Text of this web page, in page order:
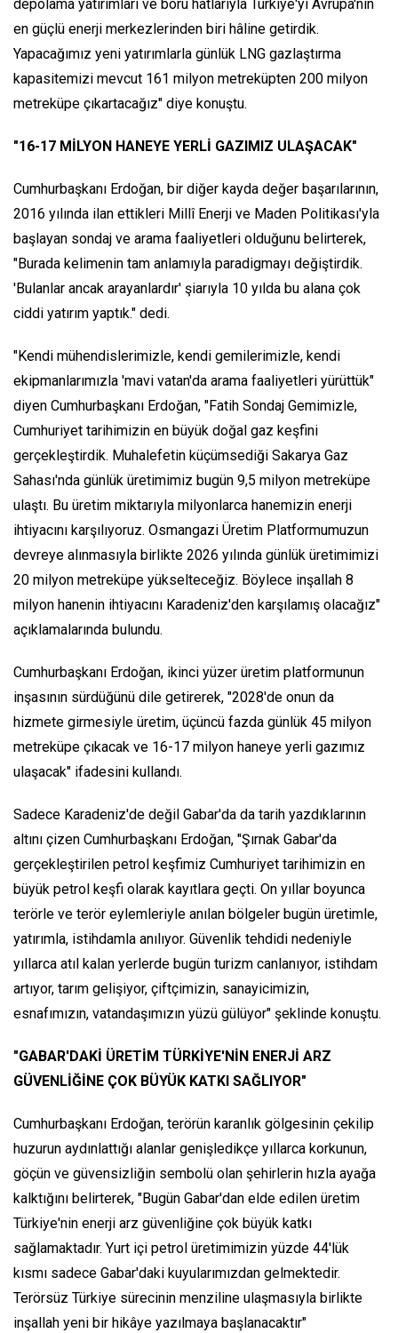
depolama yatırımları ve boru hatlarıyla Türkiye'yi Avrupa'nın
en güçlü enerji merkezlerinden biri hâline getirdik.
Yapacağımız yeni yatırımlarla günlük LNG gazlaştırma
kapasitemizi mevcut 161 milyon metreküpten 200 milyon
metreküpe çıkartacağız" diye konuştu.
"16-17 MİLYON HANEYE YERLİ GAZIMIZ ULAŞACAK"
Cumhurbaşkanı Erdoğan, bir diğer kayda değer başarılarının,
2016 yılında ilan ettikleri Millî Enerji ve Maden Politikası'yla
başlayan sondaj ve arama faaliyetleri olduğunu belirterek,
"Burada kelimenin tam anlamıyla paradigmayı değiştirdik.
'Bulanlar ancak arayanlardır' şiarıyla 10 yılda bu alana çok
ciddi yatırım yaptık." dedi.
"Kendi mühendislerimizle, kendi gemilerimizle, kendi
ekipmanlarımızla 'mavi vatan'da arama faaliyetleri yürüttük"
diyen Cumhurbaşkanı Erdoğan, "Fatih Sondaj Gemimizle,
Cumhuriyet tarihimizin en büyük doğal gaz keşfini
gerçekleştirdik. Muhalefetin küçümsediği Sakarya Gaz
Sahası'nda günlük üretimimiz bugün 9,5 milyon metreküpe
ulaştı. Bu üretim miktarıyla milyonlarca hanemizin enerji
ihtiyacını karşılıyoruz. Osmangazi Üretim Platformumuzun
devreye alınmasıyla birlikte 2026 yılında günlük üretimimizi
20 milyon metreküpe yükselteceğiz. Böylece inşallah 8
milyon hanenin ihtiyacını Karadeniz'den karşılamış olacağız"
açıklamalarında bulundu.
Cumhurbaşkanı Erdoğan, ikinci yüzer üretim platformunun
inşasının sürdüğünü dile getirerek, "2028'de onun da
hizmete girmesiyle üretim, üçüncü fazda günlük 45 milyon
metreküpe çıkacak ve 16-17 milyon haneye yerli gazımız
ulaşacak" ifadesini kullandı.
Sadece Karadeniz'de değil Gabar'da da tarih yazdıklarının
altını çizen Cumhurbaşkanı Erdoğan, "Şırnak Gabar'da
gerçekleştirilen petrol keşfimiz Cumhuriyet tarihimizin en
büyük petrol keşfi olarak kayıtlara geçti. On yıllar boyunca
terörle ve terör eylemleriyle anılan bölgeler bugün üretimle,
yatırımla, istihdamla anılıyor. Güvenlik tehdidi nedeniyle
yıllarca atıl kalan yerlerde bugün turizm canlanıyor, istihdam
artıyor, tarım gelişiyor, çiftçimizin, sanayicimizin,
esnafımızın, vatandaşımızın yüzü gülüyor" şeklinde konuştu.
"GABAR'DAKİ ÜRETİM TÜRKİYE'NİN ENERJİ ARZ
GÜVENLİĞİNE ÇOK BÜYÜK KATKI SAĞLIYOR"
Cumhurbaşkanı Erdoğan, terörün karanlık gölgesinin çekilip
huzurun aydınlattığı alanlar genişledikçe yıllarca korkunun,
göçün ve güvensizliğin sembolü olan şehirlerin hızla ayağa
kalktığını belirterek, "Bugün Gabar'dan elde edilen üretim
Türkiye'nin enerji arz güvenliğine çok büyük katkı
sağlamaktadır. Yurt içi petrol üretimimizin yüzde 44'lük
kısmı sadece Gabar'daki kuyularımızdan gelmektedir.
Terörsüz Türkiye sürecinin menziline ulaşmasıyla birlikte
inşallah yeni bir hikâye yazılmaya başlanacaktır"